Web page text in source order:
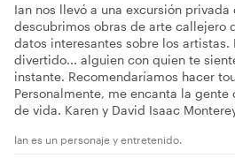
Ian nos llevó a una excursión
descubrimos obras de arte callejero
datos interesantes sobre los artistas.
divertido... alguien con quien te
instante. Recomendaríamos hacer
Personalmente, me encanta la gente
de vida. Karen y David Isaac
Ian es un personaje y entretenido.